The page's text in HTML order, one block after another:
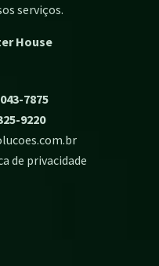
serviços.
House
7875
9220
de privacidade